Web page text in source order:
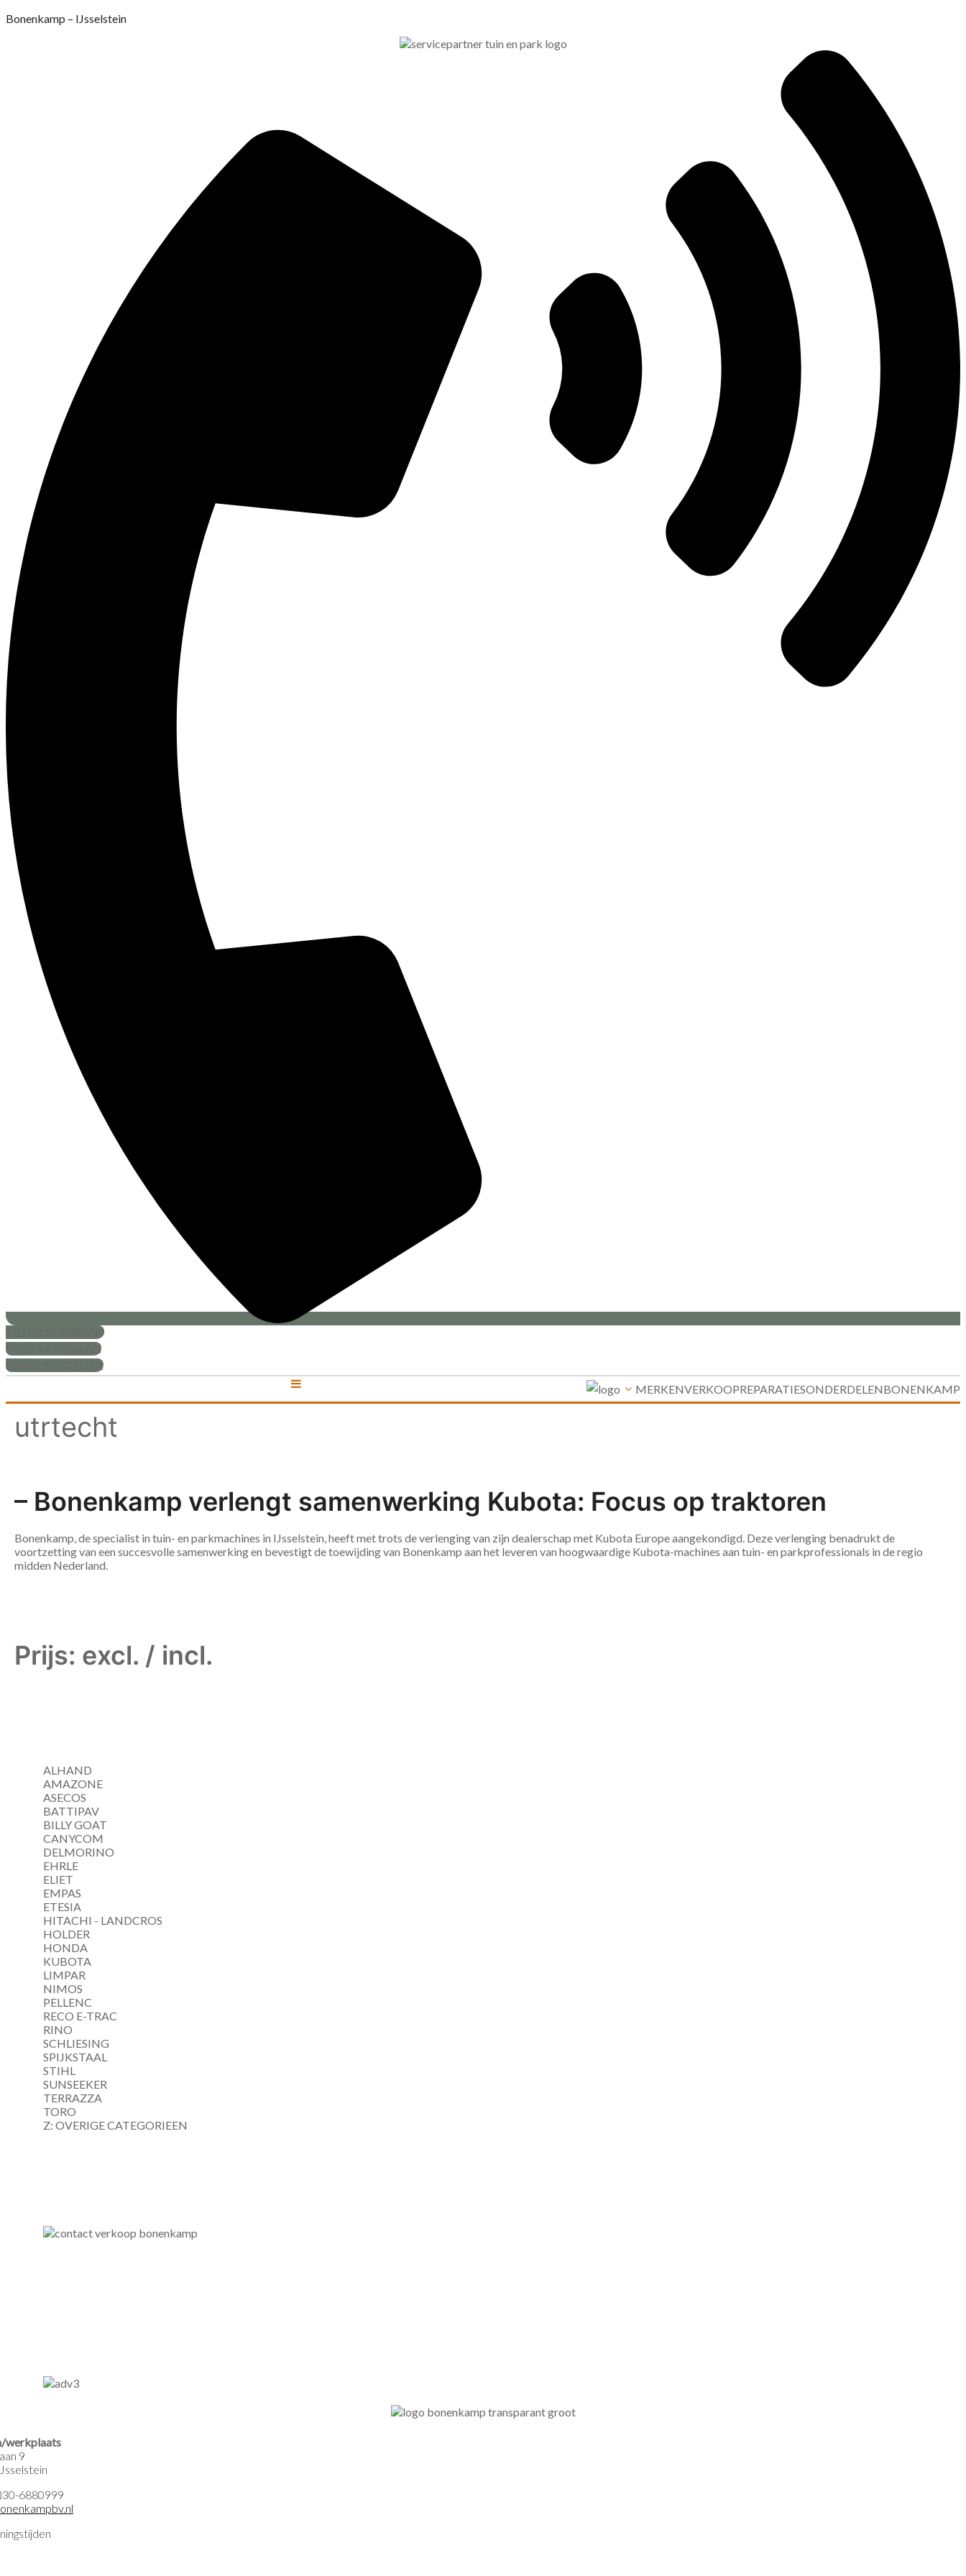
Ga
Bonenkamp – IJsselstein
+31 (0)30-6880999
PRIJS AANVRAAG
SERVICEVERZOEK
MERKENVERKOOPREPARATIESONDERDELENBONENKAMP
utrtecht
– Bonenkamp verlengt samenwerking Kubota: Focus op traktoren
Bonenkamp, de specialist in tuin- en parkmachines in IJsselstein, heeft met trots de verlenging van zijn dealerschap met Kubota Europe aangekondigd. Deze verlenging benadrukt de
voortzetting van een succesvolle samenwerking en bevestigt de toewijding van Bonenkamp aan het leveren van hoogwaardige Kubota-machines aan tuin- en parkprofessionals in de regio
midden Nederland.
Prijs: excl. / incl.
ALHAND
AMAZONE
ASECOS
BATTIPAV
BILLY GOAT
CANYCOM
DELMORINO
EHRLE
ELIET
EMPAS
ETESIA
HITACHI - LANDCROS
HOLDER
HONDA
KUBOTA
LIMPAR
NIMOS
PELLENC
RECO E-TRAC
RINO
SCHLIESING
SPIJKSTAAL
STIHL
SUNSEEKER
TERRAZZA
TORO
Z: OVERIGE CATEGORIEEN
werkplaats
9
6880999